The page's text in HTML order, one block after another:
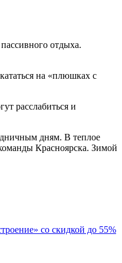
отдыха.
на «плюшках с
расслабиться и
дням. В теплое
Красноярска. Зимой
со скидкой до 55%